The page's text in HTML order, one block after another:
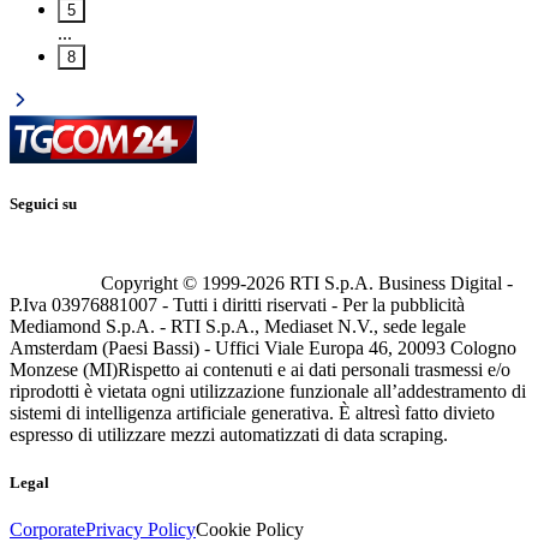
5
...
8
Seguici su
Copyright © 1999-2026 RTI S.p.A. Business Digital -
P.Iva 03976881007 - Tutti i diritti riservati - Per la pubblicità
Mediamond S.p.A. - RTI S.p.A., Mediaset N.V., sede legale
Amsterdam (Paesi Bassi) - Uffici Viale Europa 46, 20093 Cologno
Monzese (MI)Rispetto ai contenuti e ai dati personali trasmessi e/o
riprodotti è vietata ogni utilizzazione funzionale all’addestramento di
sistemi di intelligenza artificiale generativa. È altresì fatto divieto
espresso di utilizzare mezzi automatizzati di data scraping.
Legal
CorporatePrivacy PolicyCookie Policy